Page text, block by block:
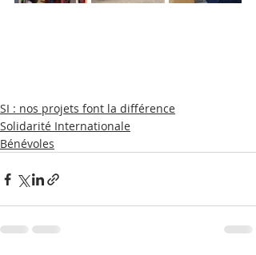
SI : nos projets font la différence
Solidarité Internationale
Bénévoles